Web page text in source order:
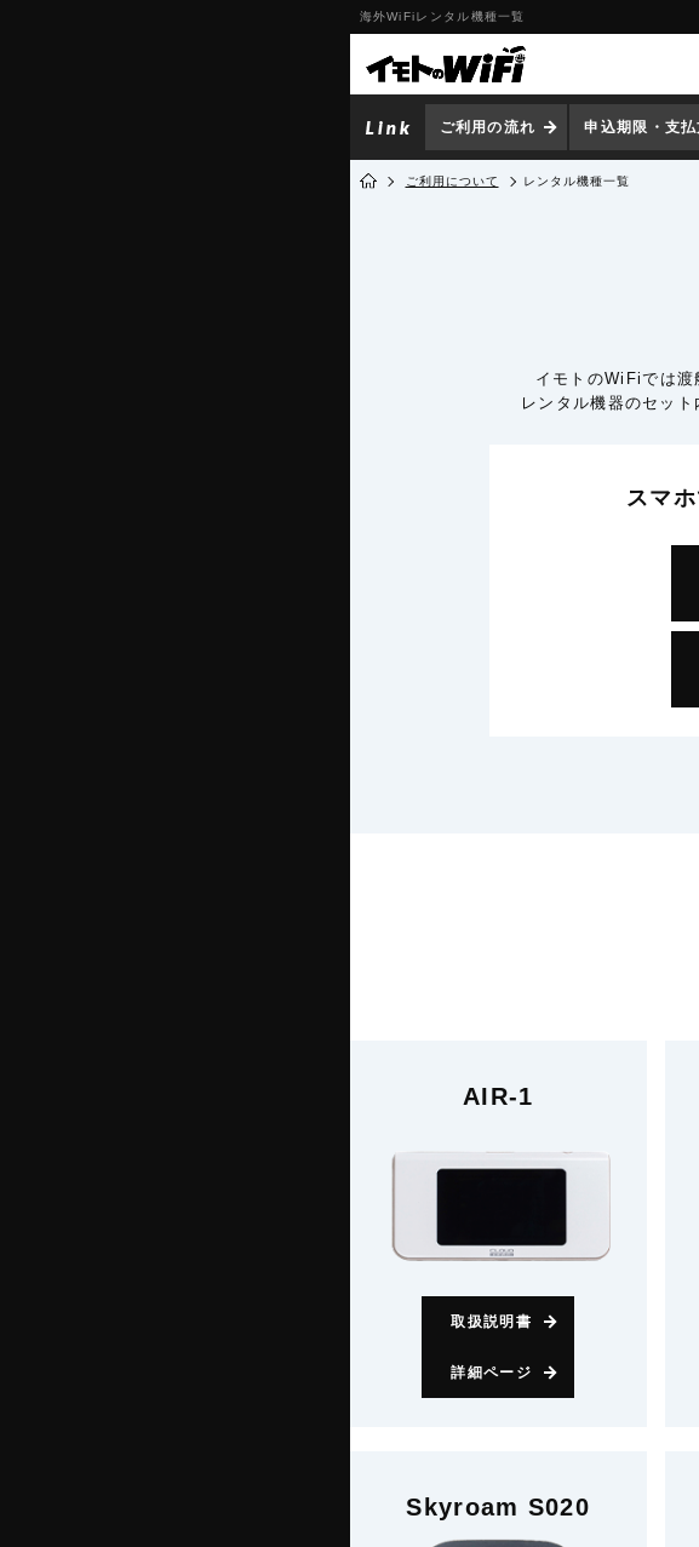
海外WiFiレンタル機種一覧
ご利用の流れ 申込期限・支
ご利用について レンタル機種一覧
イモトのWiFiでは渡
レンタル機器のセッ
スマ
AIR-1
取扱説明書
詳細ページ
Skyroam S020